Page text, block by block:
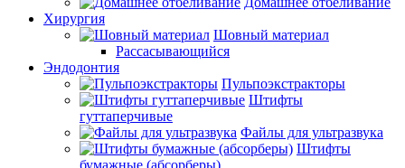
Хирургия
Шовный материал
Рассасывающийся
Эндодонтия
Пульпоэкстракторы
Штифты
гуттаперчивые
Файлы для ультразвука
Штифты
бумажные (абсорберы)